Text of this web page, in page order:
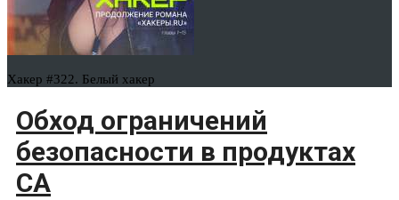
Хакер #322. Белый хакер
Обход ограничений
безопасности в продуктах
CA